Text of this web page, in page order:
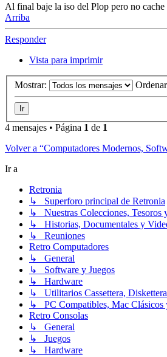
Al final baje la iso del Plop pero no
Arriba
Responder
Vista para imprimir
Mostrar:
4 mensajes • Página 1 de 1
Volver a “Computadores Modernos,
Ir a
Retronia
↳ Superforo principal de Retronia
↳ Nuestras Colecciones, Tesoros
↳ Historias, Documentales y
↳ Reuniones
Retro Computadores
↳ General
↳ Software y Juegos
↳ Hardware
↳ Utilitarios Cassettera,
↳ PC Compatibles, Mac Clásicos
Retro Consolas
↳ General
↳ Juegos
↳ Hardware